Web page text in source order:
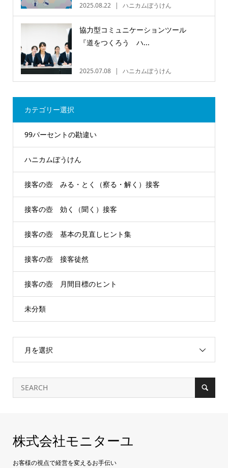
2025.08.22 ハニカムぼうけん
協力型コミュニケーションツール
『道をつくろう ハ...
2025.07.08 ハニカムぼうけん
カテゴリー選択
99パーセントの勘違い
ハニカムぼうけん
接客の壺 みる・とく（察る・解く）接客
接客の壺 効く（聞く）接客
接客の壺 基本の見直しヒント集
接客の壺 接客徒然
接客の壺 月間目標のヒント
未分類
月を選択
株式会社モニターユ
お客様の視点で経営を変えるお手伝い